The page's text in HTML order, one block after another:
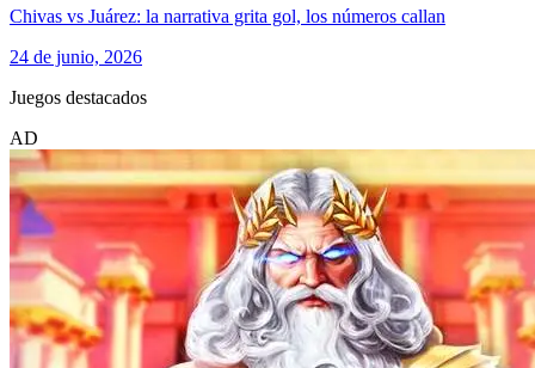
Chivas vs Juárez: la narrativa grita gol, los números callan
24 de junio, 2026
Juegos destacados
AD